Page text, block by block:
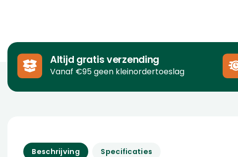
Altijd gratis verzending
Vanaf €95 geen kleinordertoeslag
Beschrijving Specificaties